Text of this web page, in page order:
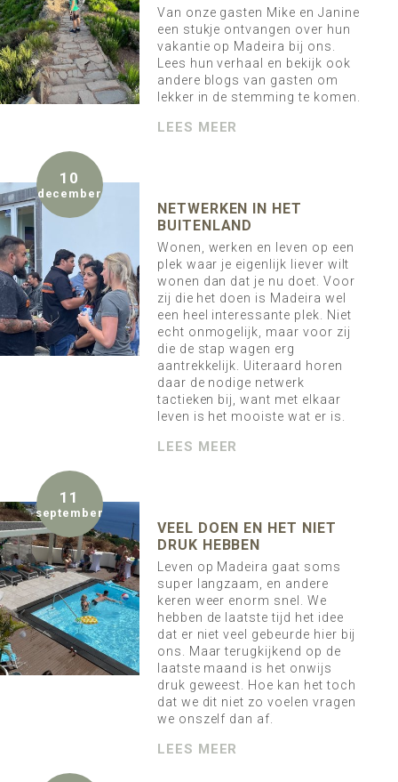
Van onze gasten Mike en Janine
een stukje ontvangen over hun
vakantie op Madeira bij ons.
Lees hun verhaal en bekijk ook
andere blogs van gasten om
lekker in de stemming te komen.
LEES MEER
10
december
NETWERKEN IN HET
BUITENLAND
Wonen, werken en leven op een
plek waar je eigenlijk liever wilt
wonen dan dat je nu doet. Voor
zij die het doen is Madeira wel
een heel interessante plek. Niet
echt onmogelijk, maar voor zij
die de stap wagen erg
aantrekkelijk. Uiteraard horen
daar de nodige netwerk
tactieken bij, want met elkaar
leven is het mooiste wat er is.
LEES MEER
11
september
VEEL DOEN EN HET NIET
DRUK HEBBEN
Leven op Madeira gaat soms
super langzaam, en andere
keren weer enorm snel. We
hebben de laatste tijd het idee
dat er niet veel gebeurde hier bij
ons. Maar terugkijkend op de
laatste maand is het onwijs
druk geweest. Hoe kan het toch
dat we dit niet zo voelen vragen
we onszelf dan af.
LEES MEER